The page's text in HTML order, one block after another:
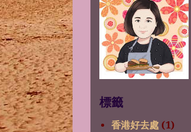
標籤
香港好去處 (1)